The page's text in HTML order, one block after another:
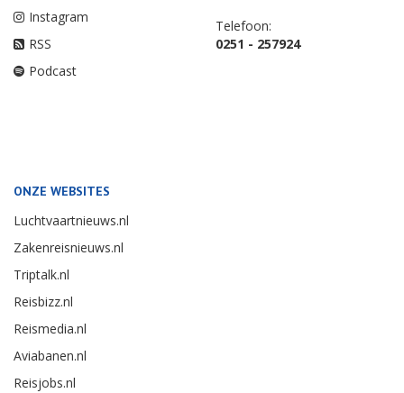
Instagram
RSS
Podcast
Telefoon:
0251 - 257924
ONZE WEBSITES
Luchtvaartnieuws.nl
Zakenreisnieuws.nl
Triptalk.nl
Reisbizz.nl
Reismedia.nl
Aviabanen.nl
Reisjobs.nl